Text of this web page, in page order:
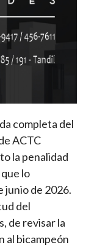
completa del
ACTC
la penalidad
lo
junio de 2026.
del
de revisar la
al bicampeón